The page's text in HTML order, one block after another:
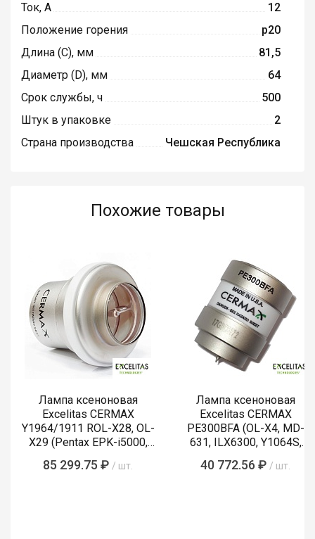
Ток, А
12
Положение горения
p20
Длина (C), мм
81,5
Диаметр (D), мм
64
Срок службы, ч
500
Штук в упаковке
2
Страна производства
Чешская Республика
Похожие товары
Лампа ксеноновая
Excelitas CERMAX
Y1964/1911 ROL-X28, OL-
X29 (Pentax EPK-i5000,
85 299.75 ₽ / шт.
Лампа ксеноновая
Excelitas CERMAX
PE300BFA (OL-X4, MD-
631, ILX6300, Y1064S,
40 772.56 ₽ / шт.